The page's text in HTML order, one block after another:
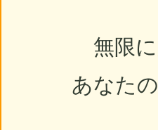
無限
あなた